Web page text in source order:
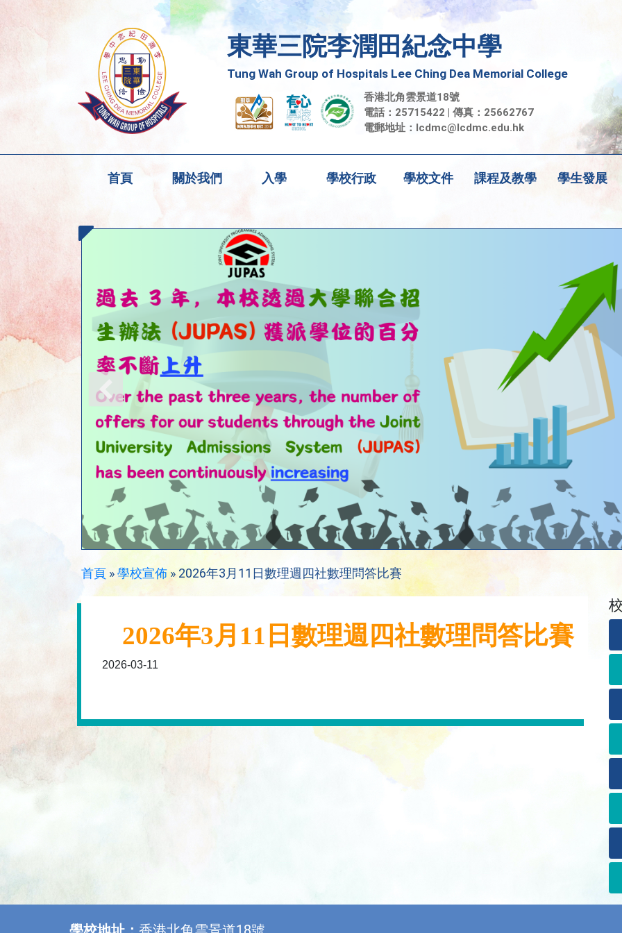
東華三院李潤田紀念中學
Tung Wah Group of Hospitals Lee Ching Dea Memorial College
香港北角雲景道18號
電話：25715422 | 傳真：25662767
電郵地址： lcdmc@lcdmc.edu.hk
首頁 關於我們 入學 學校行政 學校文件 課程及教學 學生發展
首頁 »學校宣佈» 2026年3月11日數理週四社數理問答比賽
2026年3月11日數理週四社數理問答比賽
2026-03-11